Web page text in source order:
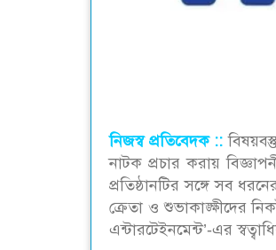
নিজস্ব প্রতিবেদক ::‌
নাটক প্রচার করায়
প্রতিষ্ঠানটির সঙ্গে সব
ক্রেতা ও শুভাকাঙ্ক্ষীদের
এন্টারটেইনমেন্ট’-এর